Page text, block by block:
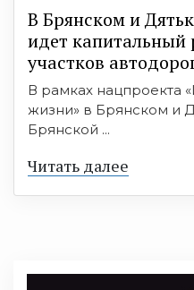
В Брянском и
идет капитальный
участков
В рамках нацпроекта
жизни» в Брянском и
Брянской ...
Читать далее